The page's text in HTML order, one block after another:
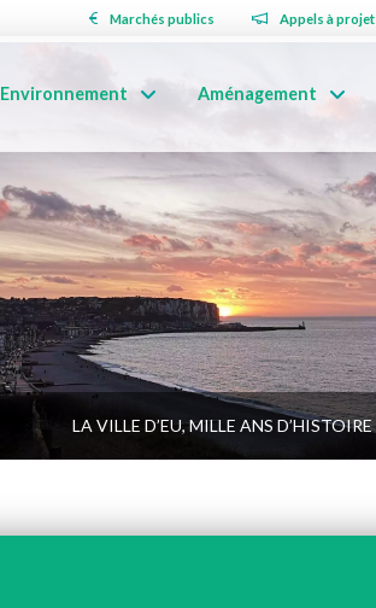
Marchés publics Appels à
Environnement Aménagement
LA VILLE D’EU, MILLE ANS D’HISTOIRE